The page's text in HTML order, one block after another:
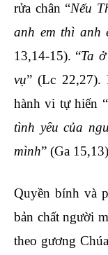
rửa chân “Nếu
anh em thì anh
13,14-15). “Ta
vụ” (Lc 22,27).
hành vi tự hiến “
tình yêu của
mình” (Ga
Quyền bính và
bản chất người
theo gương